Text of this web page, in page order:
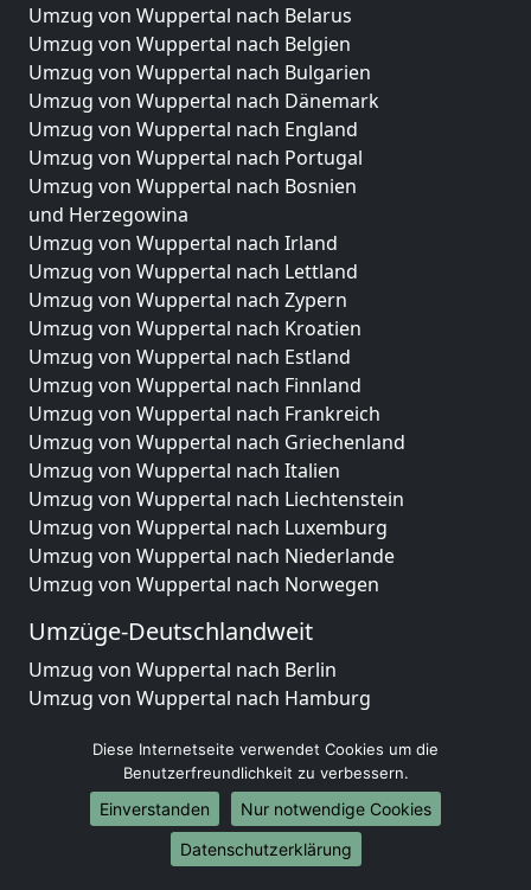
Umzug von Wuppertal nach Belarus
Umzug von Wuppertal nach Belgien
Umzug von Wuppertal nach Bulgarien
Umzug von Wuppertal nach Dänemark
Umzug von Wuppertal nach England
Umzug von Wuppertal nach Portugal
Umzug von Wuppertal nach Bosnien
und Herzegowina
Umzug von Wuppertal nach Irland
Umzug von Wuppertal nach Lettland
Umzug von Wuppertal nach Zypern
Umzug von Wuppertal nach Kroatien
Umzug von Wuppertal nach Estland
Umzug von Wuppertal nach Finnland
Umzug von Wuppertal nach Frankreich
Umzug von Wuppertal nach Griechenland
Umzug von Wuppertal nach Italien
Umzug von Wuppertal nach Liechtenstein
Umzug von Wuppertal nach Luxemburg
Umzug von Wuppertal nach Niederlande
Umzug von Wuppertal nach Norwegen
Umzüge-Deutschlandweit
Umzug von Wuppertal nach Berlin
Umzug von Wuppertal nach Hamburg
Umzug von Wuppertal nach Köln
Umzug von Wuppertal nach Frankfurt am Main
Umzug von Wuppertal nach Stuttgart
Umzug von Wuppertal nach Düsseldorf
Umzug von Wuppertal nach Leipzig
Diese Internetseite verwendet Cookies um die
Benutzerfreundlichkeit zu verbessern.
Einverstanden
Nur notwendige Cookies
Datenschutzerklärung